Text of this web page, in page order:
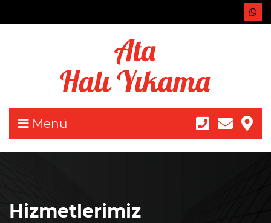
Menü
Hizmetlerimiz